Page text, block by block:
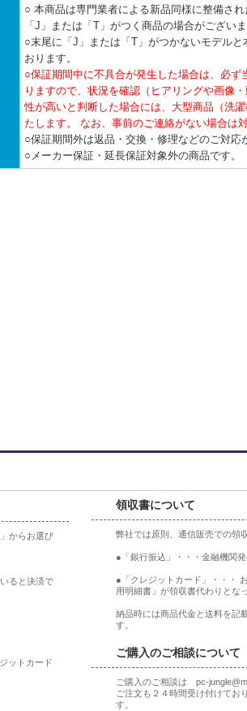
○ 本商品は専門業者による新品同様に整備さ
「J」または「T」がつく商品の場合がございま
○末尾に「J」または「T」がつかないモデル
おります。
○保証期間中に不具合が発生した場合は、必
りますので、状況を確認（ヒアリングや画像
性が高いと判断した場合には、大型商品（洗
たします。 なお、事前のご連絡がない場合は
○保証期間外は返品・交換・修理などのご対応
○メーカー保証・延長保証対象外の商品です。
からお選び
ると決済で
ットカード
領収書について
弊社では原則、通信販売での領
●「銀行振込」・・・金融機関
●「クレジットカード」・・・
用明細書」が領収書代わりとな
納品時には商品代金と送料を記
す。
ご購入のご相談について
ご購入のご相談は pc-
ご注文も２４時間受け付けてお
す。